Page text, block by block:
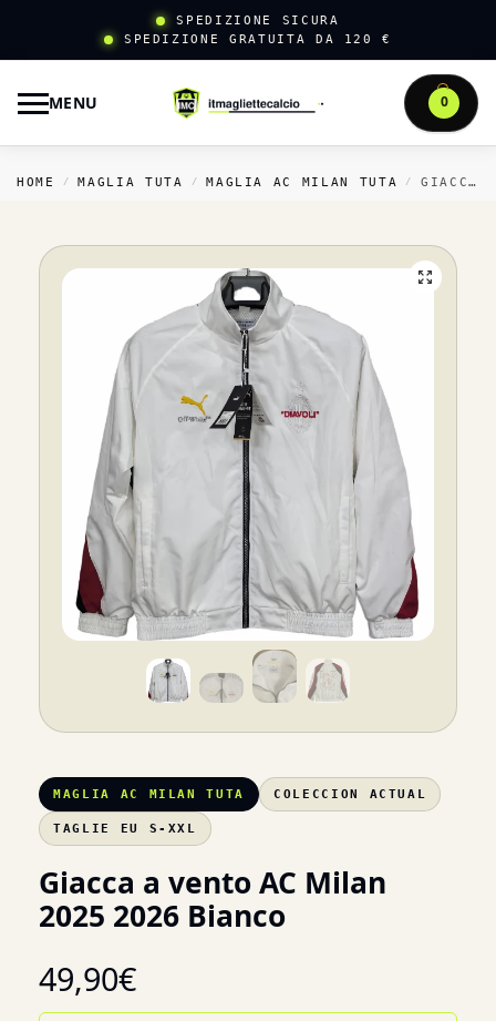
SPEDIZIONE SICURA
SPEDIZIONE GRATUITA DA 120 €
MENU 0
HOME / MAGLIA TUTA / MAGLIA AC MILAN TUTA / GIACCA A VENTO AC MILAN 2025 2026 BIANCO
MAGLIA AC MILAN TUTA COLECCION ACTUAL
TAGLIE EU S-XXL
Giacca a vento AC Milan
2025 2026 Bianco
49,90€